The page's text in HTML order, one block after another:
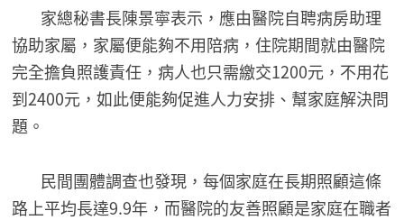
家總秘書長陳景寧表示，應由醫院自聘病房助理
協助家屬，家屬便能夠不用陪病，住院期間就由醫院
完全擔負照護責任，病人也只需繳交1200元，不用花
到2400元，如此便能夠促進人力安排、幫家庭解決問
題。
民間團體調查也發現，每個家庭在長期照顧這條
路上平均長達9.9年，而醫院的友善照顧是家庭在職者